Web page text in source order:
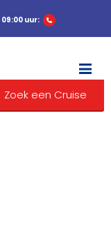
09:00 uur:
Zoek een Cruise